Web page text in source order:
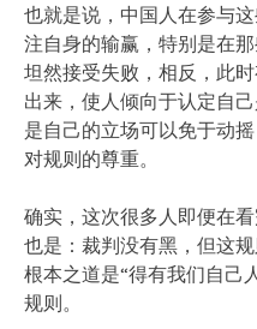
也就是说，中国人在参与
注自身的输赢，特别是在
坦然接受失败，相反，此
出来，使人倾向于认定自
是自己的立场可以免于动
对规则的尊重。
确实，这次很多人即便在
也是：裁判没有黑，但这
根本之道是“得有我们自己
规则。